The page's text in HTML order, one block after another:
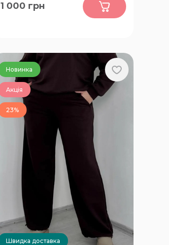
50-52, 54-56, 58-60, 62-64
1 000 грн
Новинка
Акція
23%
Швидка доставка